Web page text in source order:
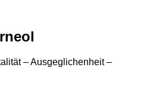
– Ausgeglichenheit –